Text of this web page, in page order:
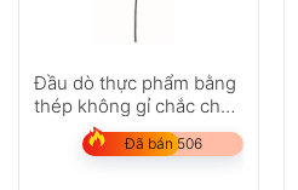
Đầu dò thực phẩm bằng
thép không gỉ chắc chắn
(Pt100)
Đã bán 506